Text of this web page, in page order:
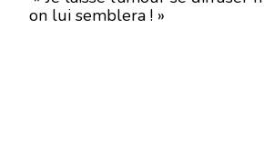
on lui semblera ! »